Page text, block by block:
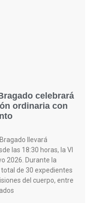
celebrará
ordinaria con
llevará
las 18:30 horas, la VI
2026. Durante la
de 30 expedientes
del cuerpo, entre